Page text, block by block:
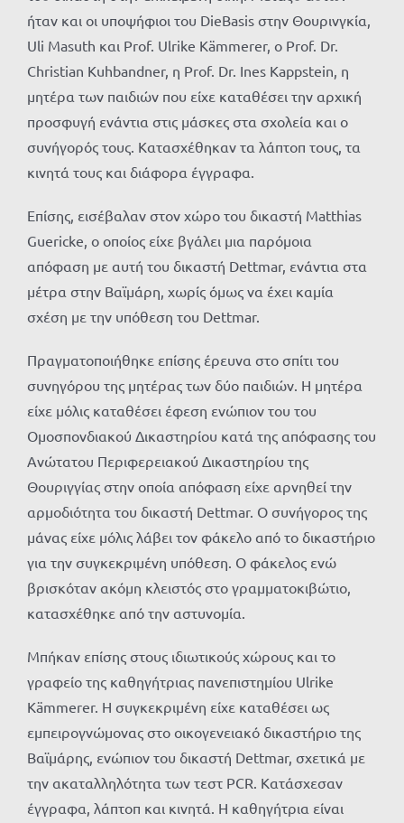
ήταν και οι υποψήφιοι του DieBasis στην Θουρινγκία,
Uli Masuth και Prof. Ulrike Kämmerer, ο Prof. Dr.
Christian Kuhbandner, η Prof. Dr. Ines Kappstein, η
μητέρα των παιδιών που είχε καταθέσει την αρχική
προσφυγή ενάντια στις μάσκες στα σχολεία και ο
συνήγορός τους. Κατασχέθηκαν τα λάπτοπ τους, τα
κινητά τους και διάφορα έγγραφα.
Επίσης, εισέβαλαν στον χώρο του δικαστή Matthias
Guericke, ο οποίος είχε βγάλει μια παρόμοια
απόφαση με αυτή του δικαστή Dettmar, ενάντια στα
μέτρα στην Βαϊμάρη, χωρίς όμως να έχει καμία
σχέση με την υπόθεση του Dettmar.
Πραγματοποιήθηκε επίσης έρευνα στο σπίτι του
συνηγόρου της μητέρας των δύο παιδιών. Η μητέρα
είχε μόλις καταθέσει έφεση ενώπιον του του
Ομοσπονδιακού Δικαστηρίου κατά της απόφασης του
Ανώτατου Περιφερειακού Δικαστηρίου της
Θουριγγίας στην οποία απόφαση είχε αρνηθεί την
αρμοδιότητα του δικαστή Dettmar. Ο συνήγορος της
μάνας είχε μόλις λάβει τον φάκελο από το δικαστήριο
για την συγκεκριμένη υπόθεση. Ο φάκελος ενώ
βρισκόταν ακόμη κλειστός στο γραμματοκιβώτιο,
κατασχέθηκε από την αστυνομία.
Μπήκαν επίσης στους ιδιωτικούς χώρους και το
γραφείο της καθηγήτριας πανεπιστημίου Ulrike
Kämmerer. Η συγκεκριμένη είχε καταθέσει ως
εμπειρογνώμονας στο οικογενειακό δικαστήριο της
Βαϊμάρης, ενώπιον του δικαστή Dettmar, σχετικά με
την ακαταλληλότητα των τεστ PCR. Κατάσχεσαν
έγγραφα, λάπτοπ και κινητά. Η καθηγήτρια είναι